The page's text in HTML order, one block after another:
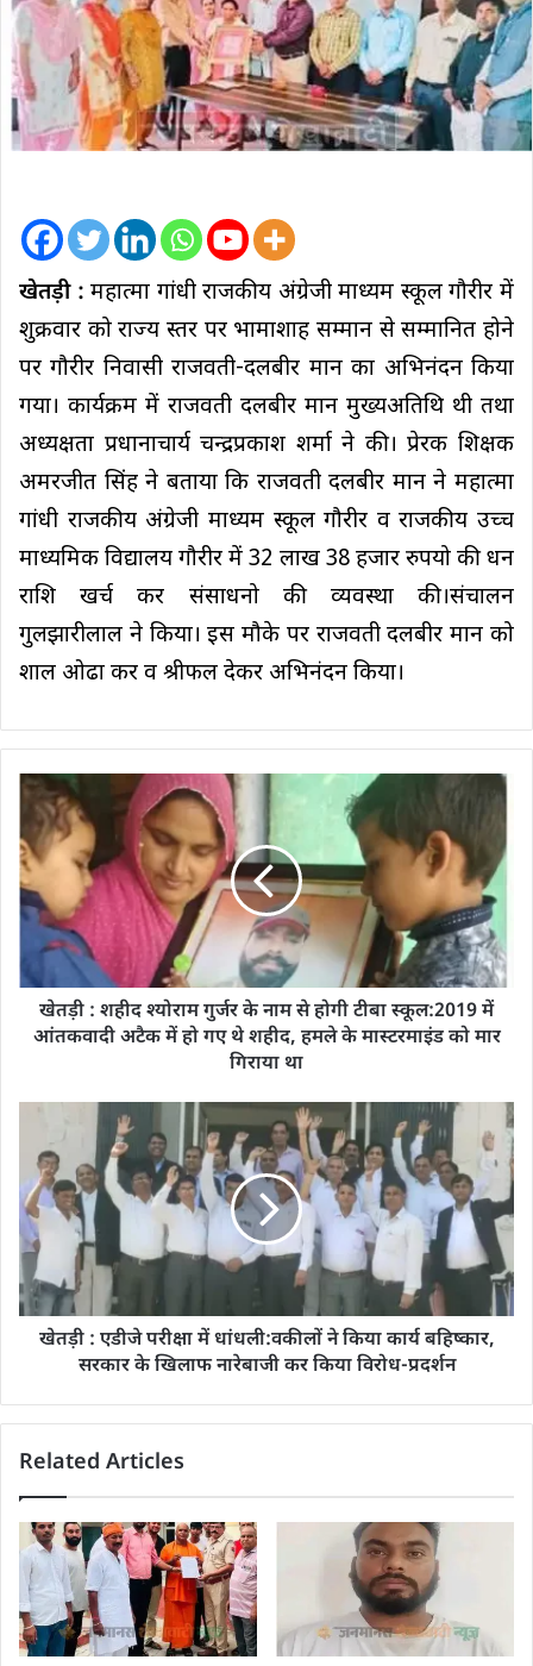
खेतड़ी : महात्मा गांधी राजकीय अंग्रेजी माध्यम स्कूल गौरीर में
शुक्रवार को राज्य स्तर पर भामाशाह सम्मान से सम्मानित होने
पर गौरीर निवासी राजवती-दलबीर मान का अभिनंदन किया
गया। कार्यक्रम में राजवती दलबीर मान मुख्यअतिथि थी तथा
अध्यक्षता प्रधानाचार्य चन्द्रप्रकाश शर्मा ने की। प्रेरक शिक्षक
अमरजीत सिंह ने बताया कि राजवती दलबीर मान ने महात्मा
गांधी राजकीय अंग्रेजी माध्यम स्कूल गौरीर व राजकीय उच्च
माध्यमिक विद्यालय गौरीर में 32 लाख 38 हजार रुपयो की धन
राशि खर्च कर संसाधनो की व्यवस्था की।संचालन
गुलझारीलाल ने किया। इस मौके पर राजवती दलबीर मान को
शाल ओढा कर व श्रीफल देकर अभिनंदन किया।
खेतड़ी : शहीद श्योराम गुर्जर के नाम से होगी टीबा स्कूल:2019 में
आंतकवादी अटैक में हो गए थे शहीद, हमले के मास्टरमाइंड को मार
गिराया था
खेतड़ी : एडीजे परीक्षा में धांधली:वकीलों ने किया कार्य बहिष्कार,
सरकार के खिलाफ नारेबाजी कर किया विरोध-प्रदर्शन
Related Articles